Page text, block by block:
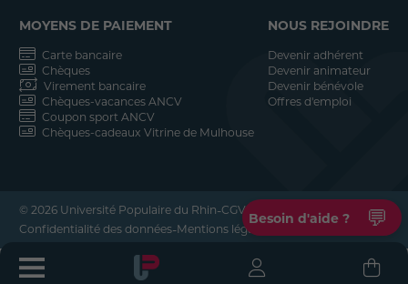
MOYENS DE PAIEMENT
Carte bancaire
Chèques
Virement bancaire
Chèques-vacances ANCV
Coupon sport ANCV
Chèques-cadeaux Vitrine de Mulhouse
NOUS REJOINDRE
Devenir adhérent
Devenir animateur
Devenir bénévole
Offres d'emploi
© 2026 Université Populaire du Rhin-CGV-
Confidentialité des données-Mentions légales -
Besoin d'aide ? 💬